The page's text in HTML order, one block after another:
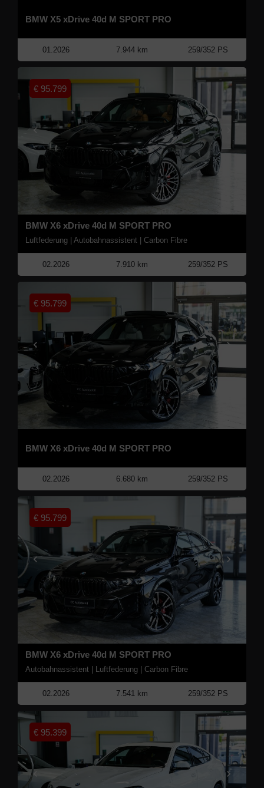
BMW X5 xDrive 40d M SPORT PRO
01.2026 7.944 km 259/352 PS
BMW X6 xDrive 40d M SPORT PRO
Luftfederung | Autobahnassistent | Carbon Fibre
€ 95.799
02.2026 7.910 km 259/352 PS
BMW X6 xDrive 40d M SPORT PRO
€ 95.799
02.2026 6.680 km 259/352 PS
BMW X6 xDrive 40d M SPORT PRO
Autobahnassistent | Luftfederung | Carbon Fibre
€ 95.799
02.2026 7.541 km 259/352 PS
€ 95.399